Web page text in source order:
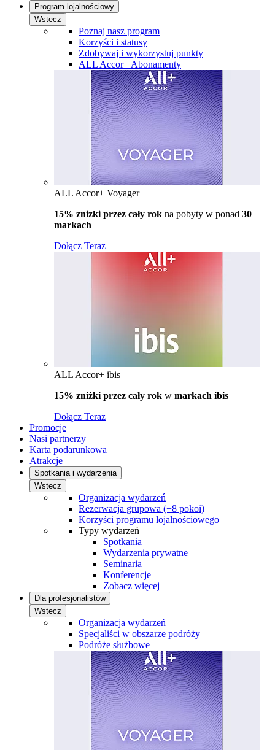
Program lojalnościowy
Wstecz
Poznaj nasz program
Korzyści i statusy
Zdobywaj i wykorzystuj punkty
ALL Accor+ Abonamenty
ALL Accor+ Voyager
15% znizki przez cały rok na pobyty w ponad 30
markach
Dołącz Teraz
ALL Accor+ ibis
15% zniżki przez cały rok w markach ibis
Dołącz Teraz
Promocje
Nasi partnerzy
Karta podarunkowa
Atrakcje
Spotkania i wydarzenia
Wstecz
Organizacja wydarzeń
Rezerwacja grupowa (+8 pokoi)
Korzyści programu lojalnościowego
Typy wydarzeń
Spotkania
Wydarzenia prywatne
Seminaria
Konferencje
Zobacz więcej
Dla profesjonalistów
Wstecz
Organizacja wydarzeń
Specjaliści w obszarze podróży
Podróże służbowe